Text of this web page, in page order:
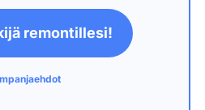
remontillesi!